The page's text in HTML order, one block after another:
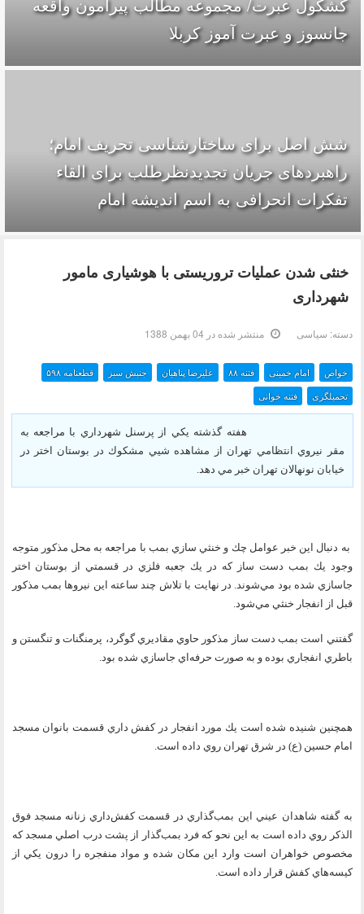
جانسوز و عبرت آموز کربلا
شش اصل برای ساختارشناسی تحريف امام؛
راهبردهای جریان تجدیدنظرطلب برای القاء
تفکرات انحرافی به اسم اندیشه امام
خنثی شدن عملیات تروریستی با هوشیاری مامور
شهرداری
دسته: سیاسی منتشر شده در 04 بهمن 1388
خواص امام خمینی فتنه ۸۸ علیرضا پناهیان جنبش سبز
قطعنامه ۵۹۸
فتنه خوانی
تحمیلگری
هفته گذشته يكي از پرسنل شهرداري با مراجعه به
مقر نيروي انتظامي تهران از مشاهده شيي‌ مشكوك در بوستان اختر در
خيابان نونهالان تهران خبر مي دهد.
به دنبال اين خبر عوامل چك و خنثي سازي بمب با مراجعه به محل مذكور متوجه
وجود يك بمب دست ساز كه در يك جعبه فلزي در قسمتي از بوستان اختر
جاسازي شده بود مي‌شوند. در نهايت با تلاش چند ساعته اين نيروها بمب مذكور
قبل از انفجار خنثي مي‌شود.
گفتني است بمب دست ساز مذكور حاوي مقاديري گوگرد، پرمنگنات و تنگستن و
باطري انفجاري بوده و به صورت حرفه‌اي جاسازي شده بود.
همچنین شنيده شده است يك مورد انفجار در كفش داري قسمت بانوان مسجد
امام حسين (ع) در شرق تهران روي داده است.
به گفته شاهدان عيني اين بمب‌گذاري در قسمت كفش‌‌داري زنانه مسجد فوق
الذكر روي داده است به اين نحو كه فرد بمب‌گذار از پشت درب‌ اصلي مسجد كه
مخصوص خواهران است وارد اين مكان شده و مواد منفجره را درون يكي از
كيسه‌هاي كفش قرار داده است.